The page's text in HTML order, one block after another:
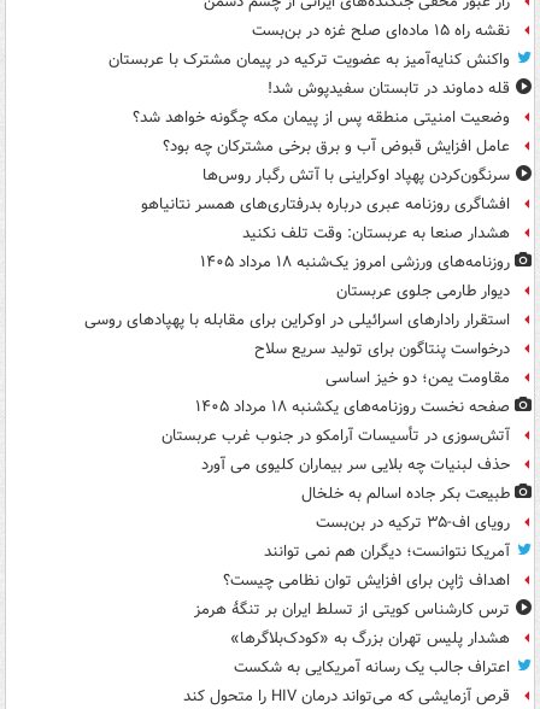
نقشه راه ۱۵ ماده‌ای صلح غزه در بن‌بست
واکنش کنایه‌آمیز به عضویت ترکیه در پیمان مشترک با عربستان
قله دماوند در تابستان سفیدپوش شد!
وضعیت امنیتی منطقه پس از پیمان مکه چگونه خواهد شد؟
عامل افزایش قبوض آب و برق برخی مشترکان چه بود؟
سرنگون‌کردن پهپاد اوکراینی با آتش رگبار روس‌ها
افشاگری روزنامه عبری درباره بدرفتاری‌های همسر نتانیاهو
هشدار صنعا به عربستان: وقت تلف نکنید
روزنامه‌های ورزشی امروز یک‌شنبه ۱۸ مرداد ۱۴۰۵
دیوار طارمی جلوی عربستان
استقرار رادارهای اسرائیلی در اوکراین برای مقابله با پهپادهای روسی
درخواست پنتاگون برای تولید سریع سلاح
مقاومت یمن؛ دو خیز اساسی
صفحه نخست روزنامه‌های یکشنبه ۱۸ مرداد ۱۴۰۵
آتش‌سوزی در تأسیسات آرامکو در جنوب غرب عربستان
حذف لبنیات چه بلایی سر بیماران کلیوی می آورد
طبیعت بکر جاده اسالم به خلخال
رویای اف-۳۵ ترکیه در بن‌بست
آمریکا نتوانست؛ دیگران هم نمی توانند
اهداف ژاپن برای افزایش توان نظامی چیست؟
ترس کارشناس کویتی از تسلط ایران بر تنگۀ هرمز
هشدار پلیس تهران بزرگ به «کودک‌بلاگرها»
اعتراف جالب یک رسانه آمریکایی به شکست
قرص آزمایشی که می‌تواند درمان HIV را متحول کند